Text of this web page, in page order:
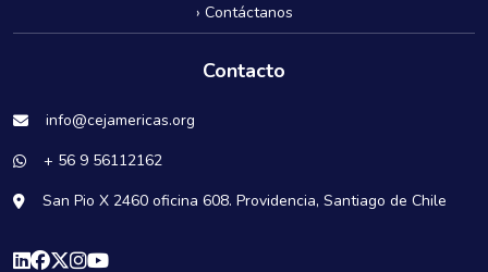
› Contáctanos
Contacto
info@cejamericas.org
+ 56 9 56112162
San Pio X 2460 oficina 608. Providencia, Santiago de Chile